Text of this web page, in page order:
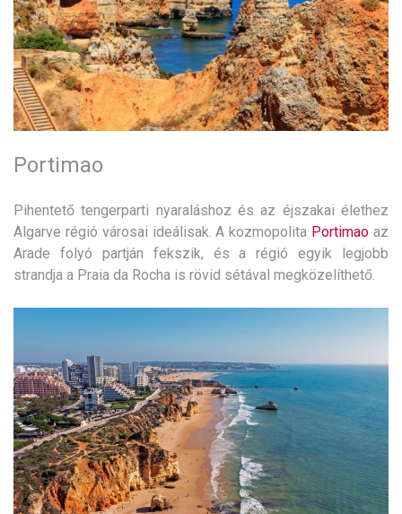
Portimao
Pihentető tengerparti nyaraláshoz és az éjszakai élethez
Algarve régió városai ideálisak. A kozmopolita Portimao az
Arade folyó partján fekszik, és a régió egyik legjobb
strandja a Praia da Rocha is rövid sétával megközelíthető.